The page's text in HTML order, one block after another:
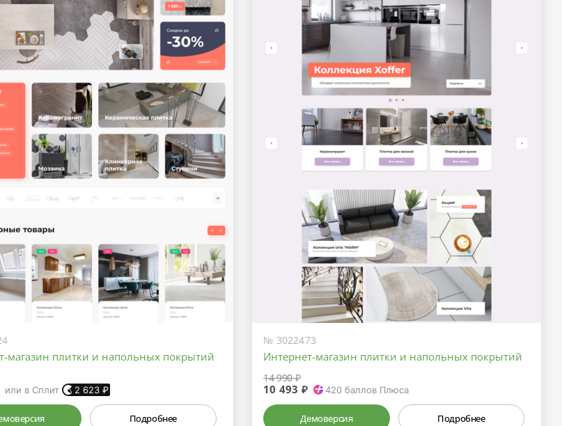
магазин плитки и напольных покрытий
или в Сплит 2 623 ₽
Подробнее
№ 3022473
Интернет-магазин плитки и напольных покрытий
14 990 ₽
10 493 ₽ 420баллов Плюса
Демоверсия Подробнее